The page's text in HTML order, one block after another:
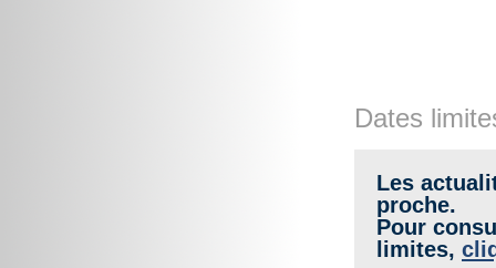
Dates
Les
proche.
Pour
limites,